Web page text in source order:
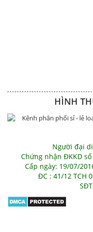
HÌNH
Người đại
Chứng nhận ĐKKD số
Cấp ngày: 19/07/
ĐC : 41/12 TCH